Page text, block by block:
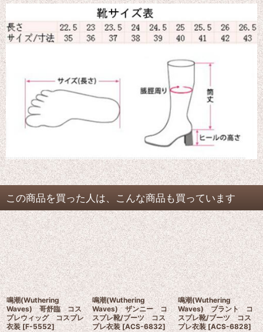
この商品を買った人は、こんな商品も買っています
鳴潮(Wuthering
Waves) 哥舒臨 コス
プレウィッグ コスプレ
衣装 [F-5552]
鳴潮(Wuthering
Waves) ザンニー コ
スプレ靴/ブーツ コス
プレ衣装 [ACS-6832]
鳴潮(Wuthering
Waves) ブラント コ
スプレ靴/ブーツ コス
プレ衣装 [ACS-6828]